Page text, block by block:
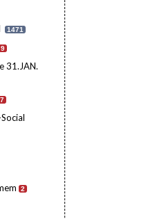
1471
9
31.JAN.
7
2